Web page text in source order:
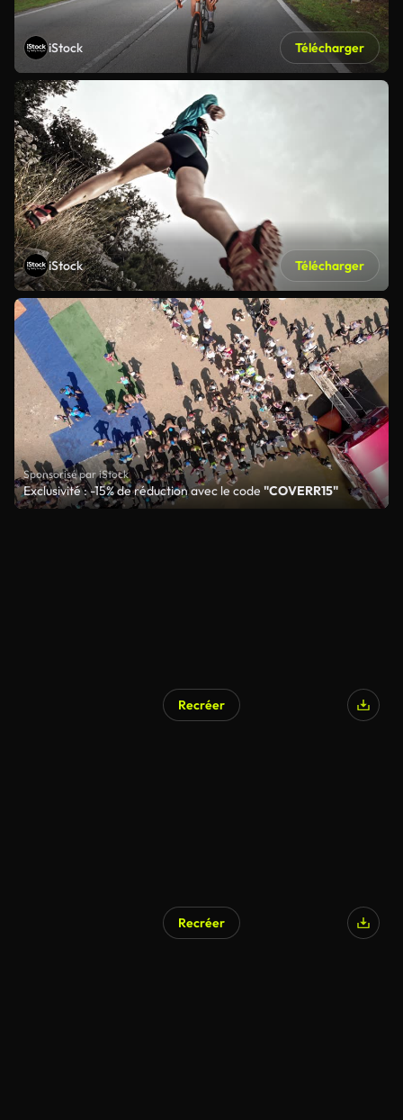
iStock Télécharger
iStock Télécharger
Sponsorisé par iStock
Exclusivité : -15% de réduction avec le code "COVERR15"
Recréer
Recréer